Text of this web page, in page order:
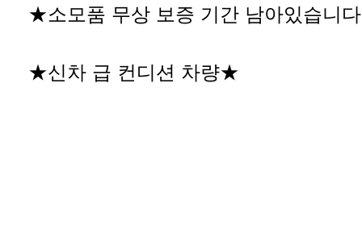
★소모품 무상 보증 기간 남아있습니
★신차 급 컨디션 차량★